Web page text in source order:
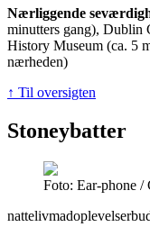
Nærliggende
minutters gang), Dublin
History Museum (ca. 5
nærheden)
↑ Til oversigten
Stoneybatter
Foto: Ear-phone
nattelivmadoplevelser